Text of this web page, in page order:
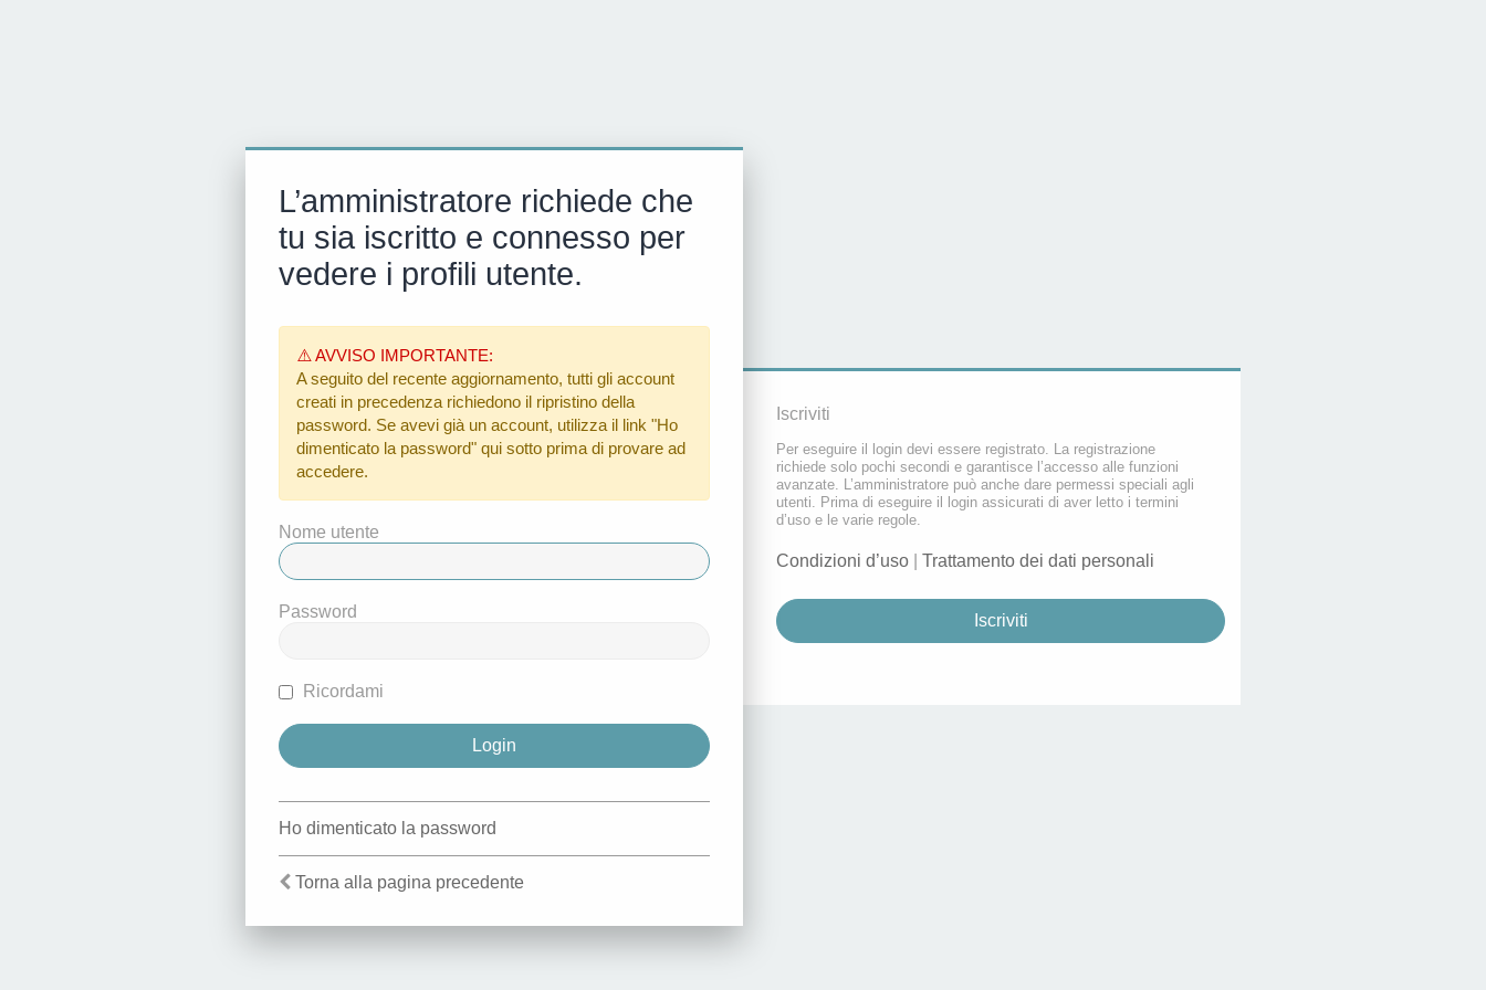
L’amministratore richiede che
tu sia iscritto e connesso per
vedere i profili utente.
⚠️ AVVISO IMPORTANTE:
A seguito del recente aggiornamento, tutti gli account
creati in precedenza richiedono il ripristino della
password. Se avevi già un account, utilizza il link "Ho
dimenticato la password" qui sotto prima di provare ad
accedere.
Nome utente
Password
Ricordami
Ho dimenticato la password
Torna alla pagina precedente
Iscriviti
Per eseguire il login devi essere registrato. La registrazione
richiede solo pochi secondi e garantisce l’accesso alle funzioni
avanzate. L’amministratore può anche dare permessi speciali agli
utenti. Prima di eseguire il login assicurati di aver letto i termini
d’uso e le varie regole.
Condizioni d’uso Trattamento dei dati personali
Iscriviti